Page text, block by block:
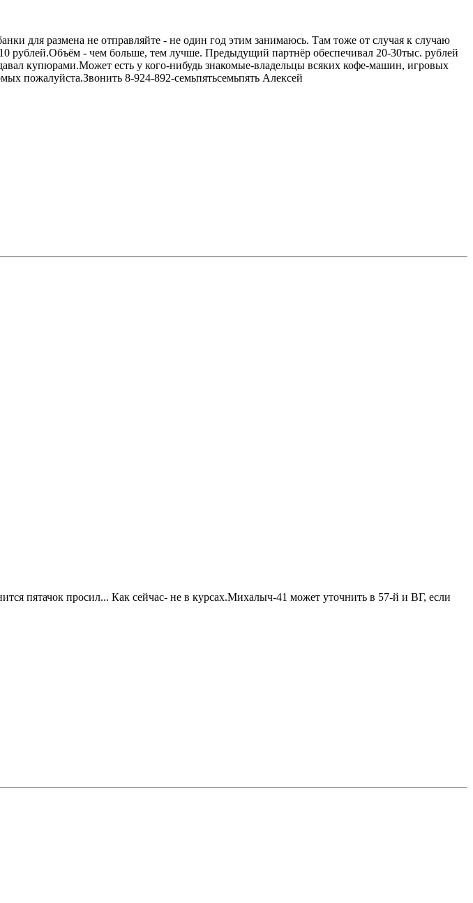
для размена не отправляйте - не один год этим занимаюсь. Там тоже от случая к случаю
рублей.Объём - чем больше, тем лучше. Предыдущий партнёр обеспечивал 20-30тыс. рублей
купюрами.Может есть у кого-нибудь знакомые-владельцы всяких кофе-машин, игровых
пожалуйста.Звонить 8-924-892-семьпятьсемьпять Алексей
пятачок просил... Как сейчас- не в курсах.Михалыч-41 может уточнить в 57-й и ВГ, если